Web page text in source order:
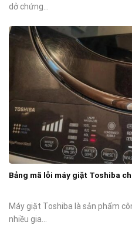
dở chứng...
Bảng mã lỗi máy giặt Toshiba
Máy giặt Toshiba là sản phẩm
nhiều gia...